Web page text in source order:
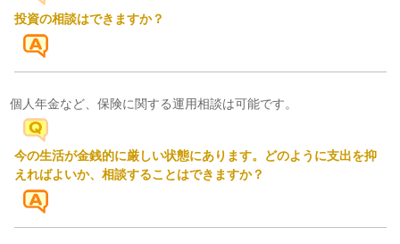
投資の相談はできますか？
個人年金など、保険に関する運用相談は可能です。
今の生活が金銭的に厳しい状態にあります。どのように支出を抑
えればよいか、相談することはできますか？